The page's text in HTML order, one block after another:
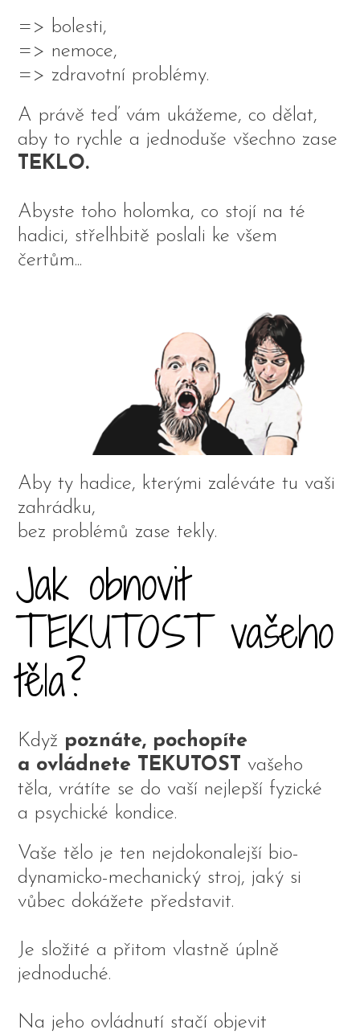
=> bolesti,
=> nemoce,
=> zdravotní problémy.
A právě teď vám ukážeme, co dělat,
aby to rychle a jednoduše všechno zase
TEKLO.
Abyste toho holomka, co stojí na té
hadici, střelhbitě poslali ke všem
čertům...
Aby ty hadice, kterými zaléváte tu vaši
zahrádku,
bez problémů zase tekly.
Jak obnovit
TEKUTOST vašeho
těla?
Když poznáte, pochopíte
a ovládnete TEKUTOST vašeho
těla, vrátíte se do vaší nejlepší fyzické
a psychické kondice.
Vaše tělo je ten nejdokonalejší bio-
dynamicko-mechanický stroj, jaký si
vůbec dokážete představit.
Je složité a přitom vlastně úplně
jednoduché.
Na jeho ovládnutí stačí objevit